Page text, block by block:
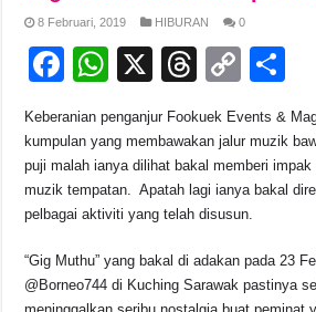
8 Februari, 2019 HIBURAN 0
F
c
e
b
o
W
at
s
A
p
X
T
e
a
d
C
p
y
Li
k
e
Keberanian penganjur Fookuek Events &
kumpulan yang membawakan jalur muzik
puji malah ianya dilihat bakal memberi
muzik tempatan. Apatah lagi ianya bakal
pelbagai aktiviti yang telah disusun.
“Gig Muthu” yang bakal di adakan pada 23
@Borneo744 di Kuching Sarawak pastinya